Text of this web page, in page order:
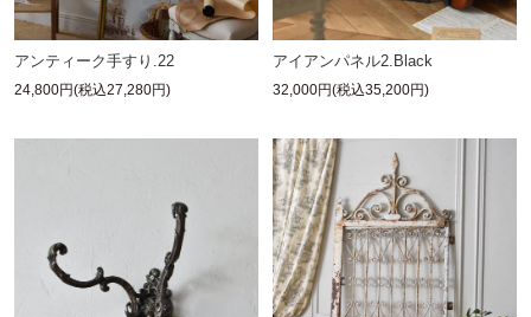
アンティーク手すり.22
24,800円(税込27,280円)
アイアンパネル2.Black
32,000円(税込35,200円)